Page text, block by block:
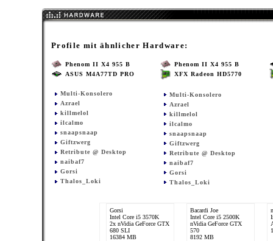
Profile mit ähnlicher Hardware:
Phenom II X4 955 B
ASUS M4A77TD PRO
Multi-Konsolero
Azrael
killmelol
ilcalmo
snaapsnaap
Giftzwerg
Retribute @ Desktop
naibaf7
Gorsi
Thalos_Loki
Phenom II X4 955 B
XFX Radeon HD5770
Multi-Konsolero
Azrael
killmelol
ilcalmo
snaapsnaap
Giftzwerg
Retribute @ Desktop
naibaf7
Gorsi
Thalos_Loki
Gorsi
Intel Core i5 3570K
2x nVidia GeForce GTX
680 SLI
16384 MB
Bacardi Joe
Intel Core i5 2500K
nVidia GeForce GTX
570
8192 MB